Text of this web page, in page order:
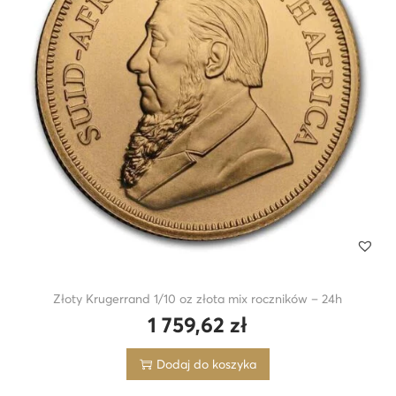
i
o
n
Złoty Krugerrand 1/10 oz złota mix roczników – 24h
1 759,62zł
Dodaj do koszyka